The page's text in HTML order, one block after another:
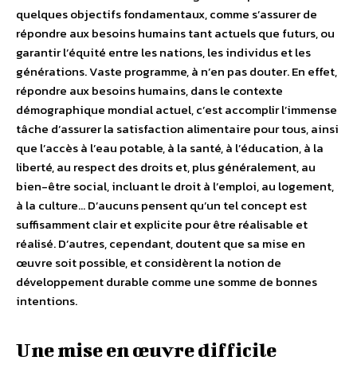
quelques objectifs fondamentaux, comme s’assurer de
répondre aux besoins humains tant actuels que futurs, ou
garantir l’équité entre les nations, les individus et les
générations. Vaste programme, à n’en pas douter. En effet,
répondre aux besoins humains, dans le contexte
démographique mondial actuel, c’est accomplir l’immense
tâche d’assurer la satisfaction alimentaire pour tous, ainsi
que l’accès à l’eau potable, à la santé, à l’éducation, à la
liberté, au respect des droits et, plus généralement, au
bien-être social, incluant le droit à l’emploi, au logement,
à la culture… D’aucuns pensent qu’un tel concept est
suffisamment clair et explicite pour être réalisable et
réalisé. D’autres, cependant, doutent que sa mise en
œuvre soit possible, et considèrent la notion de
développement durable comme une somme de bonnes
intentions.
Une mise en œuvre difficile